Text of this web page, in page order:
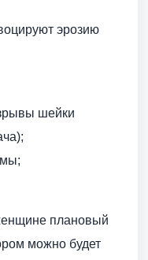
эрозию
шейки
плановый
можно будет